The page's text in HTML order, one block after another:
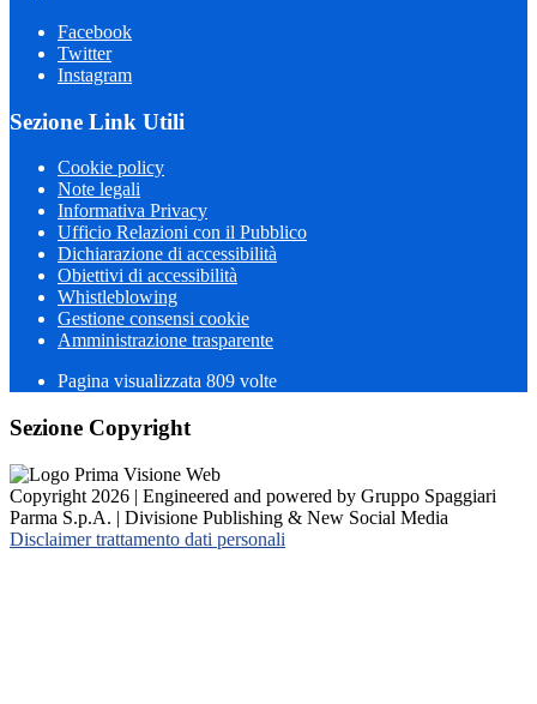
Facebook
Twitter
Instagram
Sezione Link Utili
Cookie policy
Note legali
Informativa Privacy
Ufficio Relazioni con il Pubblico
Dichiarazione di accessibilità
Obiettivi di accessibilità
Whistleblowing
Gestione consensi cookie
Amministrazione trasparente
Pagina visualizzata 809 volte
Sezione Copyright
Copyright 2026 | Engineered and powered by Gruppo Spaggiari
Parma S.p.A. | Divisione Publishing & New Social Media
Disclaimer trattamento dati personali